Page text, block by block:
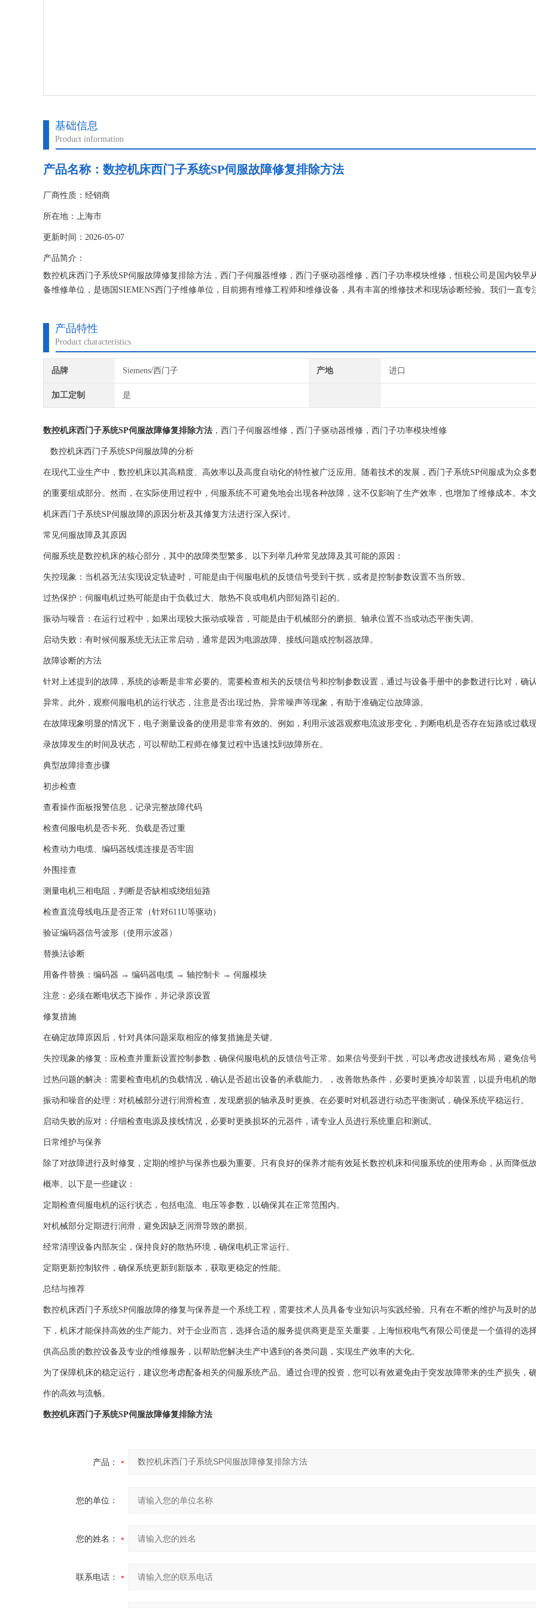
基础信息
Product information
产品名称： 数控机床西门子系统SP伺服故障修复排除方法
厂商性质：经销商
所在地：上海市
更新时间：2026-05-07
产品简介：
数控机床西门子系统SP伺服故障修复排除方法，西门子伺服器维修，西门子驱动器维修，西门子功率模块维修，恒税公司是国内较早
备维修单位，是德国SIEMENS西门子维修单位，目前拥有维修工程师和维修设备，具有丰富的维修技术和现场诊断经验。我们一直专
产品特性
Product characteristics
品牌 Siemens/西门子 产地 进口
加工定制 是
数控机床西门子系统SP伺服故障修复排除方法 ，西门子伺服器维修，西门子驱动器维修，西门子功率模块维修
数控机床西门子系统SP伺服故障的分析
在现代工业生产中，数控机床以其高精度、高效率以及高度自动化的特性被广泛应用。随着技术的发展，西门子系统SP伺服成为众多
的重要组成部分。然而，在实际使用过程中，伺服系统不可避免地会出现各种故障，这不仅影响了生产效率，也增加了维修成本。本
机床西门子系统SP伺服故障的原因分析及其修复方法进行深入探讨。
常见伺服故障及其原因
伺服系统是数控机床的核心部分，其中的故障类型繁多。以下列举几种常见故障及其可能的原因：
失控现象：当机器无法实现设定轨迹时，可能是由于伺服电机的反馈信号受到干扰，或者是控制参数设置不当所致。
过热保护：伺服电机过热可能是由于负载过大、散热不良或电机内部短路引起的。
振动与噪音：在运行过程中，如果出现较大振动或噪音，可能是由于机械部分的磨损、轴承位置不当或动态平衡失调。
启动失败：有时候伺服系统无法正常启动，通常是因为电源故障、接线问题或控制器故障。
故障诊断的方法
针对上述提到的故障，系统的诊断是非常必要的。需要检查相关的反馈信号和控制参数设置，通过与设备手册中的参数进行比对，确
异常。此外，观察伺服电机的运行状态，注意是否出现过热、异常噪声等现象，有助于准确定位故障源。
在故障现象明显的情况下，电子测量设备的使用是非常有效的。例如，利用示波器观察电流波形变化，判断电机是否存在短路或过载
录故障发生的时间及状态，可以帮助工程师在修复过程中迅速找到故障所在。
典型故障排查步骤‌
‌初步检查‌
查看操作面板报警信息，记录完整故障代码
检查伺服电机是否卡死、负载是否过重
检查动力电缆、编码器线缆连接是否牢固
‌外围排查‌
测量电机三相电阻，判断是否缺相或绕组短路
检查直流母线电压是否正常（针对611U等驱动）
验证编码器信号波形（使用示波器）
‌替换法诊断‌
用备件替换：编码器 → 编码器电缆 → 轴控制卡 → 伺服模块
注意：必须在‌断电状态下‌操作，并记录原设置 ‌‌
修复措施
在确定故障原因后，针对具体问题采取相应的修复措施是关键。
失控现象的修复：应检查并重新设置控制参数，确保伺服电机的反馈信号正常。如果信号受到干扰，可以考虑改进接线布局，避免信
过热问题的解决：需要检查电机的负载情况，确认是否超出设备的承载能力。，改善散热条件，必要时更换冷却装置，以提升电机的
振动和噪音的处理：对机械部分进行润滑检查，发现磨损的轴承及时更换。在必要时对机器进行动态平衡测试，确保系统平稳运行。
启动失败的应对：仔细检查电源及接线情况，必要时更换损坏的元器件，请专业人员进行系统重启和测试。
日常维护与保养
除了对故障进行及时修复，定期的维护与保养也极为重要。只有良好的保养才能有效延长数控机床和伺服系统的使用寿命，从而降低
概率。以下是一些建议：
定期检查伺服电机的运行状态，包括电流、电压等参数，以确保其在正常范围内。
对机械部分定期进行润滑，避免因缺乏润滑导致的磨损。
经常清理设备内部灰尘，保持良好的散热环境，确保电机正常运行。
定期更新控制软件，确保系统更新到新版本，获取更稳定的性能。
总结与推荐
数控机床西门子系统SP伺服故障的修复与保养是一个系统工程，需要技术人员具备专业知识与实践经验。只有在不断的维护与及时的
下，机床才能保持高效的生产能力。对于企业而言，选择合适的服务提供商更是至关重要，上海恒税电气有限公司便是一个值得的选
供高品质的数控设备及专业的维修服务，以帮助您解决生产中遇到的各类问题，实现生产效率的大化。
为了保障机床的稳定运行，建议您考虑配备相关的伺服系统产品。通过合理的投资，您可以有效避免由于突发故障带来的生产损失，
作的高效与流畅。
数控机床西门子系统SP伺服故障修复排除方法
产品：
您的单位：
您的姓名：
联系电话：